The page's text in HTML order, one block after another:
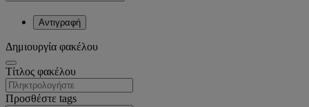
Αντιγραφή
Δημιουργία φακέλου
Tίτλος φακέλου
Προσθέστε tags